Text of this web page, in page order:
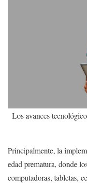
Los avances
Principalmente, la
edad prematura, donde
computadoras, tabletas,